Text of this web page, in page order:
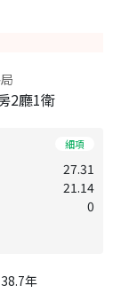
2廳1衛
細項
27.31
21.14
0
38.7年